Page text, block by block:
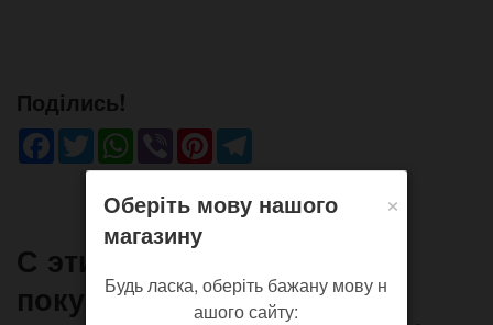
Поділись!
Facebook
TwitterWhatsApp
ViberPinterest
С этим товаром часто
покупают
×
Оберіть мову нашого
магазину
Будь ласка, оберіть бажану мову н
ашого сайту: